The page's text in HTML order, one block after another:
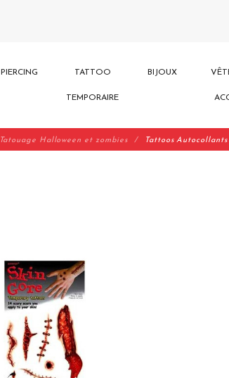
PIERCING TATTOO
TEMPORAIRE
BIJOUX
Tatouage Halloween et zombies Tattoos